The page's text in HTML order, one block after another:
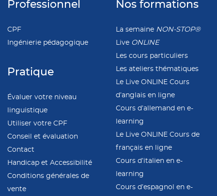
Professionnel
CPF
Ingénierie pédagogique
Pratique
Évaluer votre niveau
linguistique
Utiliser votre CPF
Conseil et évaluation
Contact
Handicap et Accessibilité
Conditions générales de
vente
Nos formations
La semaine NON-STOP®
Live ONLINE
Les cours particuliers
Les ateliers thématiques
Le Live ONLINE Cours
d’anglais en ligne
Cours d’allemand en e-
learning
Le Live ONLINE Cours de
français en ligne
Cours d’italien en e-
learning
Cours d’espagnol en e-